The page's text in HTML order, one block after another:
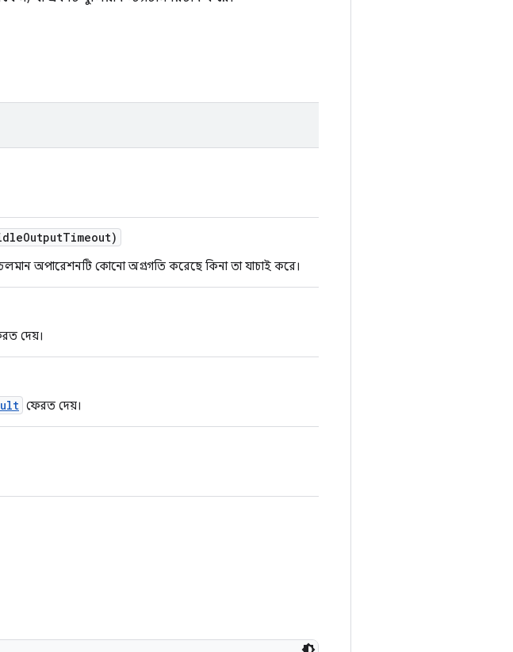
OutputTimeout)
অপারেশনটি কোনো অগ্রগতি করেছে কিনা তা যাচাই করে।
দেয়।
ফেরত দেয়।